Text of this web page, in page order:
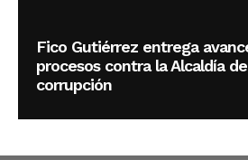
Fico Gutiérrez entrega
procesos contra la Alcaldía
corrupción